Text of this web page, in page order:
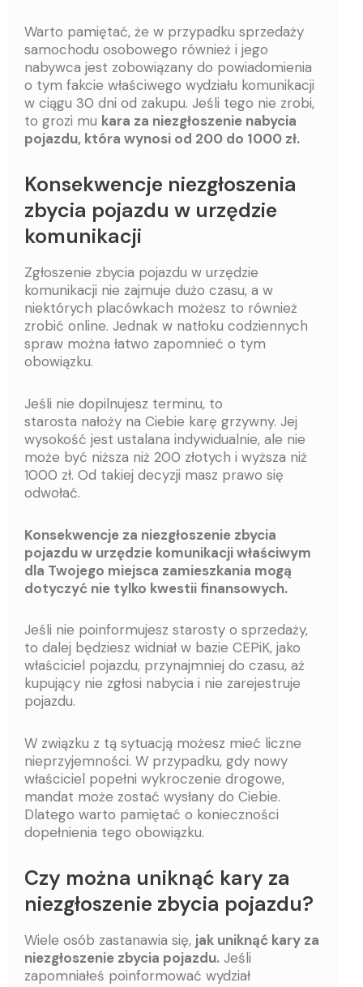
Warto pamiętać, że w przypadku sprzedaży
samochodu osobowego również i jego
nabywca jest zobowiązany do powiadomienia
o tym fakcie właściwego wydziału komunikacji
w ciągu 30 dni od zakupu. Jeśli tego nie zrobi,
to grozi mu kara za niezgłoszenie nabycia
pojazdu, która wynosi od 200 do 1000 zł.
Konsekwencje niezgłoszenia
zbycia pojazdu w urzędzie
komunikacji
Zgłoszenie zbycia pojazdu w urzędzie
komunikacji nie zajmuje dużo czasu, a w
niektórych placówkach możesz to również
zrobić online. Jednak w natłoku codziennych
spraw można łatwo zapomnieć o tym
obowiązku.
Jeśli nie dopilnujesz terminu, to
starosta nałoży na Ciebie karę grzywny. Jej
wysokość jest ustalana indywidualnie, ale nie
może być niższa niż 200 złotych i wyższa niż
1000 zł. Od takiej decyzji masz prawo się
odwołać.
Konsekwencje za niezgłoszenie zbycia
pojazdu w urzędzie komunikacji właściwym
dla Twojego miejsca zamieszkania mogą
dotyczyć nie tylko kwestii finansowych.
Jeśli nie poinformujesz starosty o sprzedaży,
to dalej będziesz widniał w bazie CEPiK, jako
właściciel pojazdu, przynajmniej do czasu, aż
kupujący nie zgłosi nabycia i nie zarejestruje
pojazdu.
W związku z tą sytuacją możesz mieć liczne
nieprzyjemności. W przypadku, gdy nowy
właściciel popełni wykroczenie drogowe,
mandat może zostać wysłany do Ciebie.
Dlatego warto pamiętać o konieczności
dopełnienia tego obowiązku.
Czy można uniknąć kary za
niezgłoszenie zbycia pojazdu?
Wiele osób zastanawia się, jak uniknąć kary za
niezgłoszenie zbycia pojazdu. Jeśli
zapomniałeś poinformować wydział